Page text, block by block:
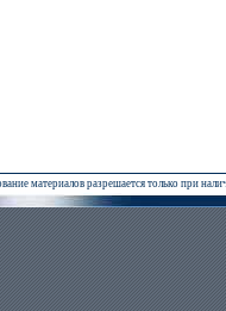
материалов разрешается только при